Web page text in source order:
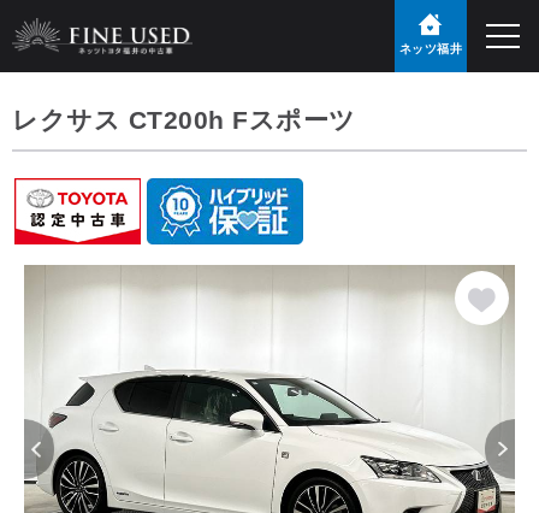
ネッツ福井
レクサス CT200h Fスポーツ